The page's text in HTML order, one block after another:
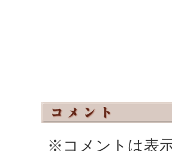
※コメントは表